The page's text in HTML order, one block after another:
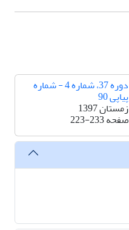
دوره 37، شماره 4 - شماره
پیاپی 90
زمستان 1397
صفحه223-233